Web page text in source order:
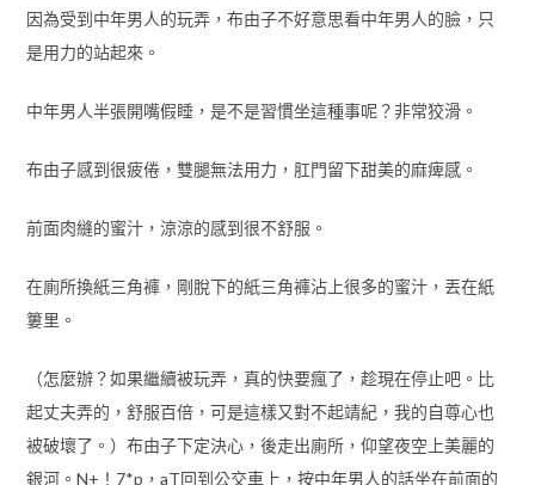
因為受到中年男人的玩弄，布由子不好意思看中年男人的臉，只
是用力的站起來。
中年男人半張開嘴假睡，是不是習慣坐這種事呢？非常狡滑。
布由子感到很疲倦，雙腿無法用力，肛門留下甜美的麻痺感。
前面肉縫的蜜汁，涼涼的感到很不舒服。
在廁所換紙三角褲，剛脫下的紙三角褲沾上很多的蜜汁，丟在紙
簍里。
（怎麼辦？如果繼續被玩弄，真的快要瘋了，趁現在停止吧。比
起丈夫弄的，舒服百倍，可是這樣又對不起靖紀，我的自尊心也
被破壞了。）布由子下定決心，後走出廁所，仰望夜空上美麗的
銀河。N+！7*p，aT回到公交車上，按中年男人的話坐在前面的